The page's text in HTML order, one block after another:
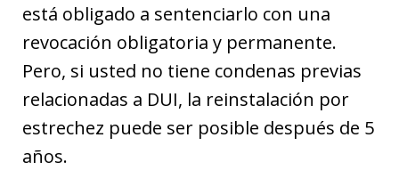
está obligado a sentenciarlo con una
revocación obligatoria y permanente.
Pero, si usted no tiene condenas previas
relacionadas a DUI, la reinstalación por
estrechez puede ser posible después de 5
años.